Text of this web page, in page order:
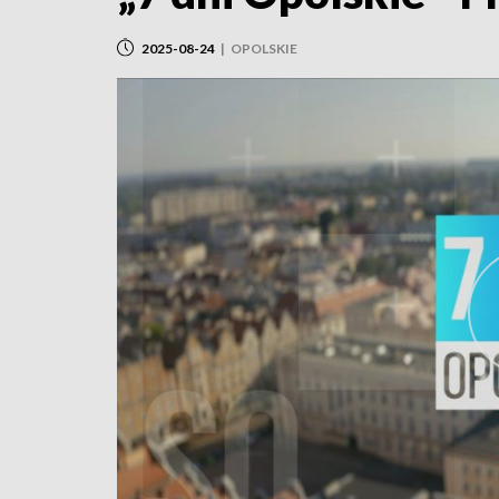
2025-08-24 | OPOLSKIE